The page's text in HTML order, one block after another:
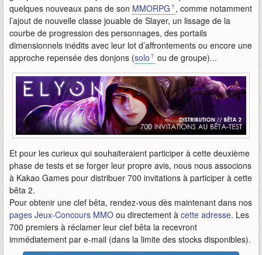
quelques nouveaux pans de son MMORPG , comme notamment
l’ajout de nouvelle classe jouable de Slayer, un lissage de la
courbe de progression des personnages, des portails
dimensionnels inédits avec leur lot d’affrontements ou encore une
approche repensée des donjons (solo ou de groupe)...
Et pour les curieux qui souhaiteraient participer à cette deuxième
phase de tests et se forger leur propre avis, nous nous associons
à Kakao Games pour distribuer 700 invitations à participer à cette
bêta 2.
Pour obtenir une clef bêta, rendez-vous dès maintenant dans nos
pages Jeux-Concours MMO ou directement à cette adresse. Les
700 premiers à réclamer leur clef bêta la recevront
immédiatement par e-mail (dans la limite des stocks disponibles).